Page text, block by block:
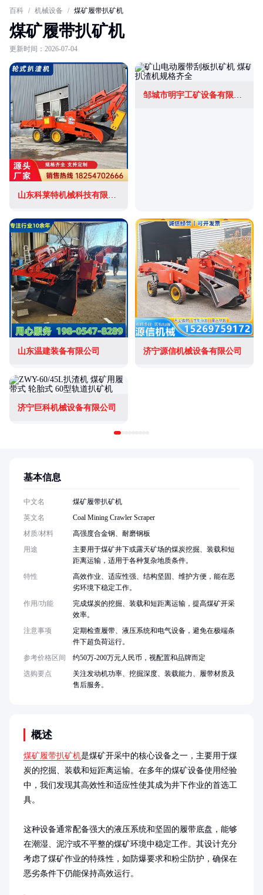
百科 / 机械设备 / 煤矿履带扒矿机
煤矿履带扒矿机
更新时间：2026-07-04
山东科莱特机械科技有限公司
邹城市明宇工矿设备有限公司
山东温建装备有限公司 济宁源信机械设备有限公司
济宁巨科机械设备有限公司
概述
煤矿履带扒矿机是煤矿开采中的核心设备之一，主要用于煤
炭的挖掘、装载和短距离运输。在多年的煤矿设备使用经验
中，我们发现其高效性和适应性使其成为井下作业的首选工
具。
这种设备通常配备强大的液压系统和坚固的履带底盘，能够
在潮湿、泥泞或不平整的煤矿环境中稳定工作。其设计充分
考虑了煤矿作业的特殊性，如防爆要求和粉尘防护，确保在
恶劣条件下仍能保持高效运行。
基本信息
中文名
煤矿履带扒矿机
英文名
Coal Mining Crawler Scraper
材质/材料
高强度合金钢、耐磨钢板
用途
主要用于煤矿井下或露天矿场的煤炭挖掘、装载和短
距离运输，适用于各种复杂地质条件。
特性
高效作业、适应性强、结构坚固、维护方便，能在恶
劣环境下稳定工作。
作用/功能
完成煤炭的挖掘、装载和短距离运输，提高煤矿开采
效率。
注意事项
定期检查履带、液压系统和电气设备，避免在极端条
件下超负荷运行。
参考价格区间
约50万-200万元人民币，视配置和品牌而定
选购要点
关注发动机功率、挖掘深度、装载能力、履带材质及
售后服务。